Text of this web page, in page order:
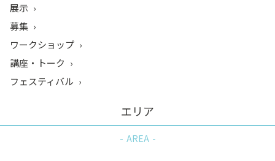
展示
募集
ワークショップ
講座・トーク
フェスティバル
エリア
AREA